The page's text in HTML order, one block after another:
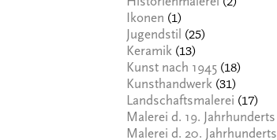
Ikonen (1)
Jugendstil (25)
Keramik (13)
Kunst nach 1945 (18)
Kunsthandwerk (31)
Landschaftsmalerei (17)
Malerei d. 19. Jahrhunderts
Malerei d. 20. Jahrhunderts